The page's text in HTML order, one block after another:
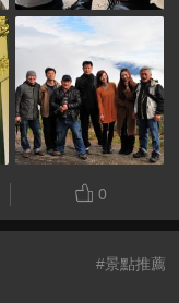
0
#景點推薦